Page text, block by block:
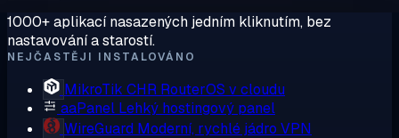
1000+ aplikací nasazených jedním kliknutím, bez
nastavování a starostí.
NEJČASTĚJI INSTALOVÁNO
MikroTik CHR RouterOS v cloudu
aaPanel Lehký hostingový panel
WireGuard Moderní, rychlé jádro VPN